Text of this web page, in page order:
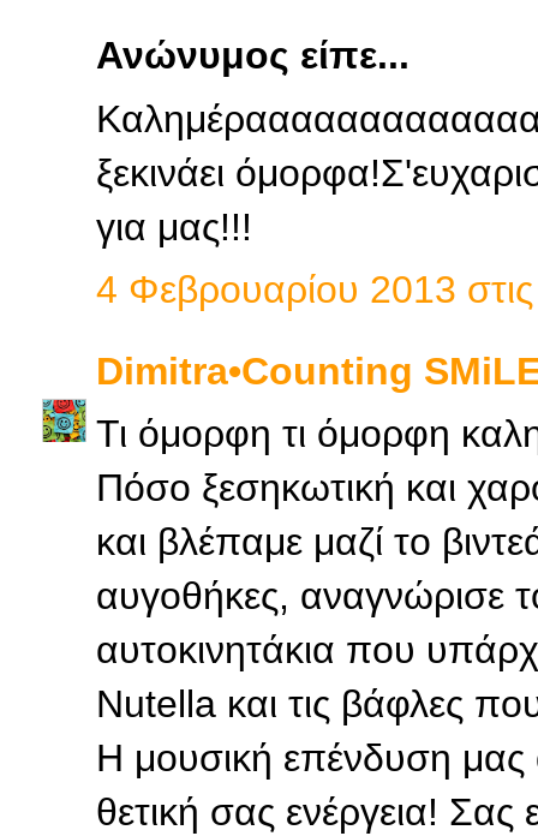
Ανώνυμος είπε...
ξεκινάει
για μας!!!
4 Φεβρουαρίου 2013
Dimitra•Counting
Τι όμορφη τι όμορφη
Πόσο ξεσηκωτική και
και βλέπαμε μαζί το
αυγοθήκες, αναγνώρισε
αυτοκινητάκια που
Nutella και τις βάφλες
Η μουσική επένδυση
θετική σας ενέργεια! Σας